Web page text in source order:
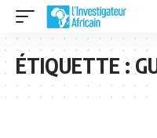
ÉTIQUETTE :